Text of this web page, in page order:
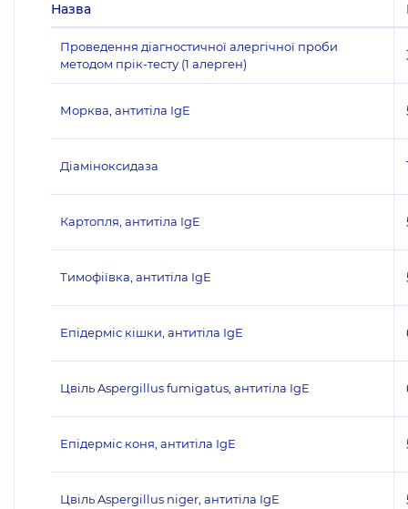
Назва
Проведення діагностичної алергічної проби
методом прік-тесту (1 алерген)
Морква, антитіла IgE
Діаміноксидаза
Картопля, антитіла IgE
Тимофіївка, антитіла IgE
Епідерміс кішки, антитіла IgE
Цвіль Aspergillus fumigatus, антитіла IgE
Епідерміс коня, антитіла IgE
Цвіль Aspergillus niger, антитіла IgE